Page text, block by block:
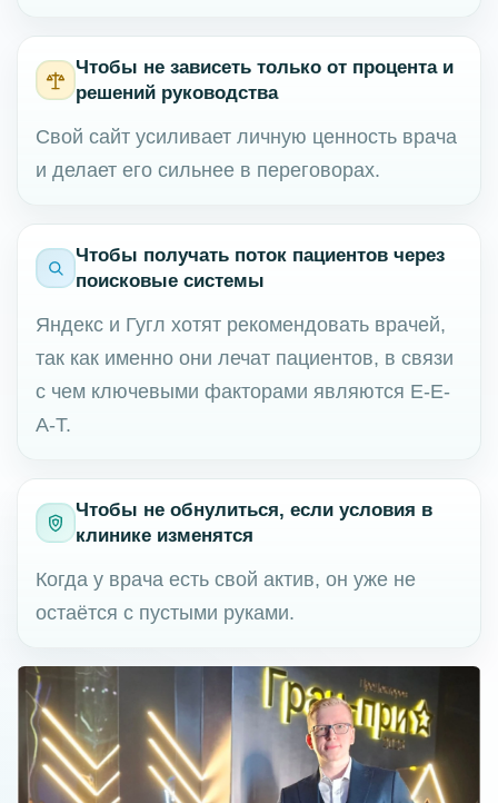
Чтобы не зависеть только от процента и
решений руководства
Свой сайт усиливает личную ценность врача
и делает его сильнее в переговорах.
Чтобы получать поток пациентов через
поисковые системы
Яндекс и Гугл хотят рекомендовать врачей,
так как именно они лечат пациентов, в связи
с чем ключевыми факторами являются E-E-
A-T.
Чтобы не обнулиться, если условия в
клинике изменятся
Когда у врача есть свой актив, он уже не
остаётся с пустыми руками.